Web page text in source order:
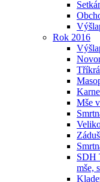
Rok 2016
Mše
SDH
mše,